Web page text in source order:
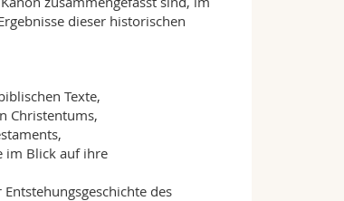
dieser historischen
Texte,
Christentums,
im Blick auf ihre
des